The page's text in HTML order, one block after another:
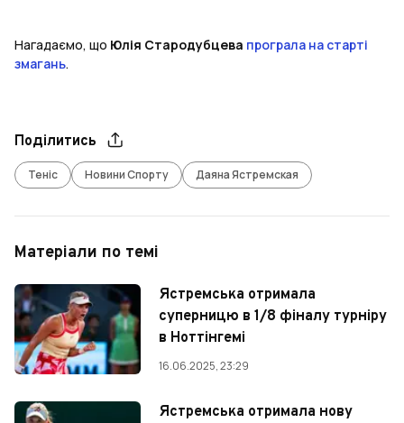
Нагадаємо, що Юлія Стародубцева програла на старті
змагань.
Поділитись
Теніс Новини Спорту Даяна Ястремская
Матеріали по темі
Ястремська отримала
суперницю в 1/8 фіналу турніру
в Ноттінгемі
16.06.2025, 23:29
Ястремська отримала нову